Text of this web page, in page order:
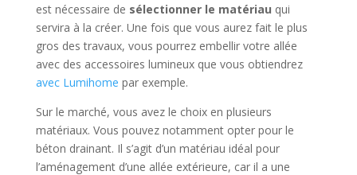
est nécessaire de sélectionner le matériau qui
servira à la créer. Une fois que vous aurez fait le plus
gros des travaux, vous pourrez embellir votre allée
avec des accessoires lumineux que vous obtiendrez
avec Lumihome par exemple.
Sur le marché, vous avez le choix en plusieurs
matériaux. Vous pouvez notamment opter pour le
béton drainant. Il s’agit d’un matériau idéal pour
l’aménagement d’une allée extérieure, car il a une